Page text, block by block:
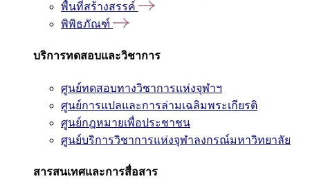
พื้นที่สร้างสรรค์
พิพิธภัณฑ์
บริการทดสอบและวิชาการ
ศูนย์ทดสอบทางวิชาการแห่งจุฬาฯ
ศูนย์การแปลและการล่ามเฉลิมพระเกียรติ
ศูนย์กฎหมายเพื่อประชาชน
ศูนย์บริการวิชาการแห่งจุฬาลงกรณ์มหาวิทยาลัย
สารสนเทศและการสื่อสาร